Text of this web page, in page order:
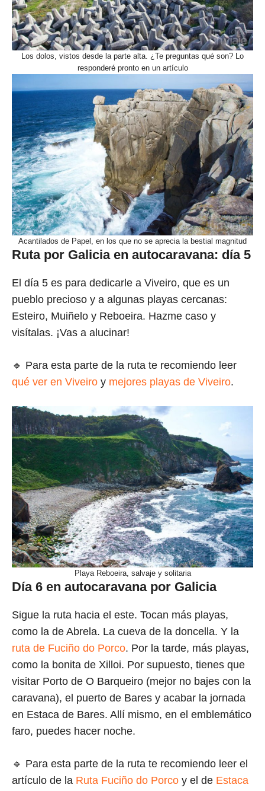
Los dolos, vistos desde la parte alta. ¿Te preguntas qué son? Lo
responderé pronto en un artículo
Acantilados de Papel, en los que no se aprecia la bestial magnitud
Ruta por Galicia en autocaravana: día 5
El día 5 es para dedicarle a Viveiro, que es un
pueblo precioso y a algunas playas cercanas:
Esteiro, Muiñelo y Reboeira. Hazme caso y
visítalas. ¡Vas a alucinar!
🔹 Para esta parte de la ruta te recomiendo leer
qué ver en Viveiro y mejores playas de Viveiro.
Playa Reboeira, salvaje y solitaria
Día 6 en autocaravana por Galicia
Sigue la ruta hacia el este. Tocan más playas,
como la de Abrela. La cueva de la doncella. Y la
ruta de Fuciño do Porco. Por la tarde, más playas,
como la bonita de Xilloi. Por supuesto, tienes que
visitar Porto de O Barqueiro (mejor no bajes con la
caravana), el puerto de Bares y acabar la jornada
en Estaca de Bares. Allí mismo, en el emblemático
faro, puedes hacer noche.
🔹 Para esta parte de la ruta te recomiendo leer el
artículo de la Ruta Fuciño do Porco y el de Estaca